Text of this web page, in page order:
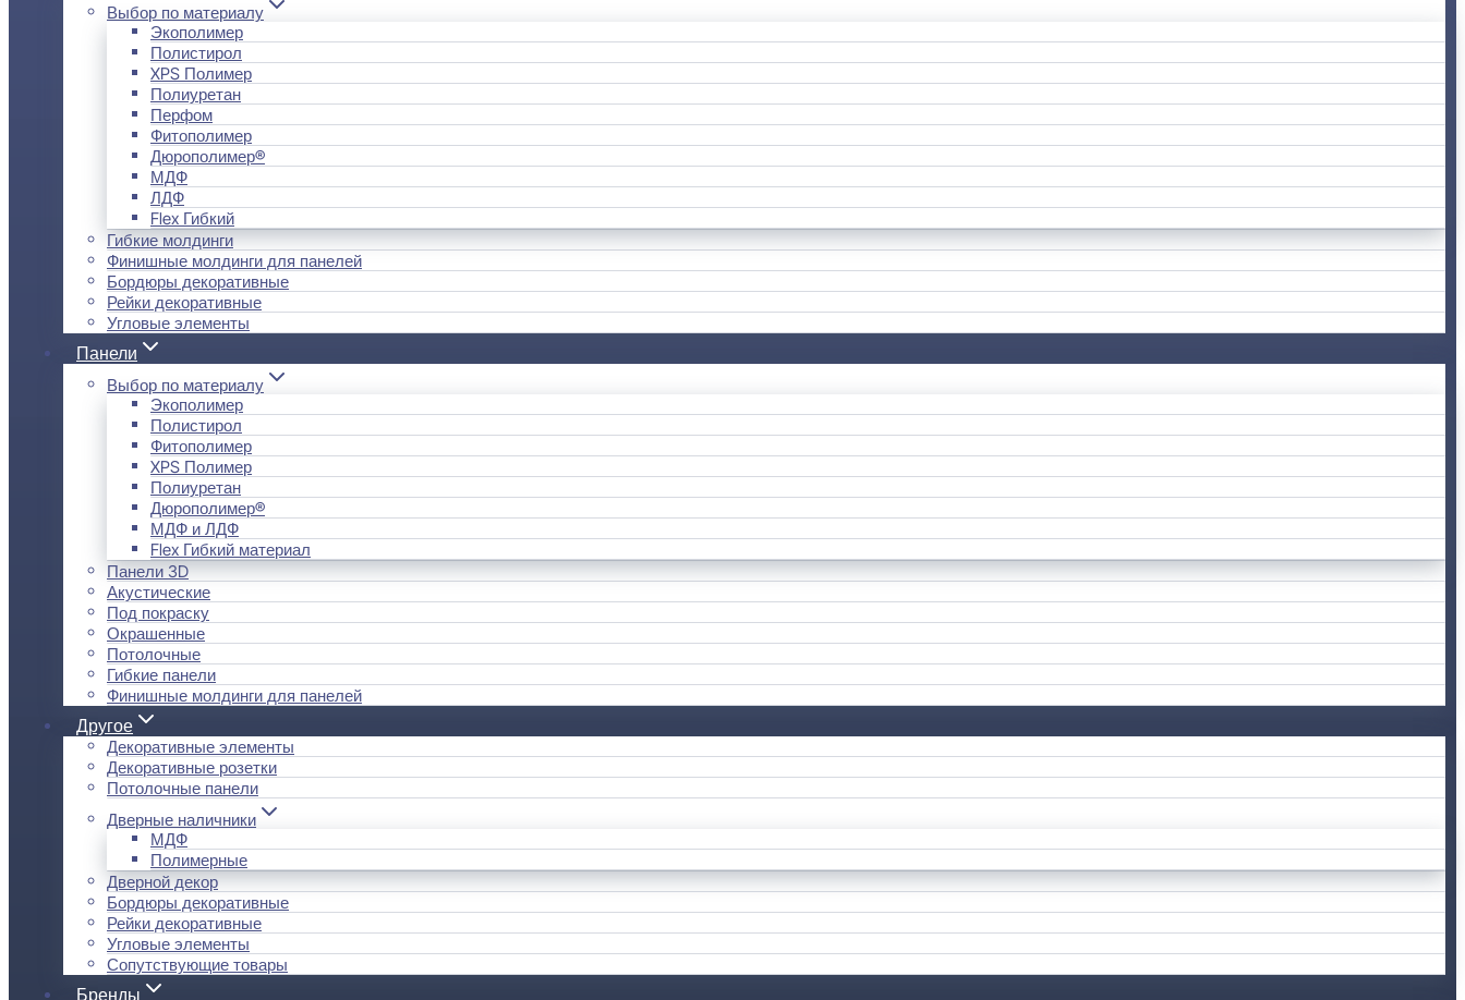
Выбор по материалу
Экополимер
Полистирол
XPS Полимер
Полиуретан
Перфом
Фитополимер
Дюрополимер®
МДФ
ЛДФ
Flex Гибкий
Гибкие молдинги
Финишные молдинги для панелей
Бордюры декоративные
Рейки декоративные
Угловые элементы
Панели
Выбор по материалу
Экополимер
Полистирол
Фитополимер
XPS Полимер
Полиуретан
Дюрополимер®
МДФ и ЛДФ
Flex Гибкий материал
Панели 3D
Акустические
Под покраску
Окрашенные
Потолочные
Гибкие панели
Финишные молдинги для панелей
Другое
Декоративные элементы
Декоративные розетки
Потолочные панели
Дверные наличники
МДФ
Полимерные
Дверной декор
Бордюры декоративные
Рейки декоративные
Угловые элементы
Сопутствующие товары
Бренды